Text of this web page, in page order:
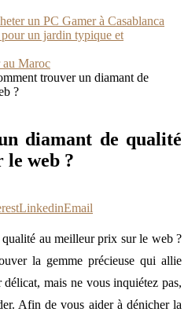
un PC Gamer à Casablanca
un jardin typique et
au Maroc
trouver un diamant de
?
diamant de qualité
web ?
LinkedinEmail
au meilleur prix sur le web ?
la gemme précieuse qui allie
mais ne vous inquiétez pas,
Afin de vous aider à dénicher la